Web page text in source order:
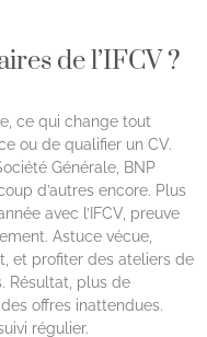
de l’IFCV ?
ce qui change tout
ou de qualifier un CV.
Générale, BNP
d’autres encore. Plus
avec l’IFCV, preuve
Astuce vécue,
et profiter des ateliers de
Résultat, plus de
offres inattendues.
régulier.